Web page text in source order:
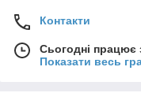
Контакти
Сьогодні працює
Показати весь